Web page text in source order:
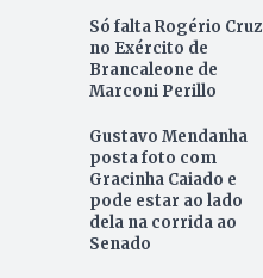
Só falta Rogério Cruz
no Exército de
Brancaleone de
Marconi Perillo
Gustavo Mendanha
posta foto com
Gracinha Caiado e
pode estar ao lado
dela na corrida ao
Senado